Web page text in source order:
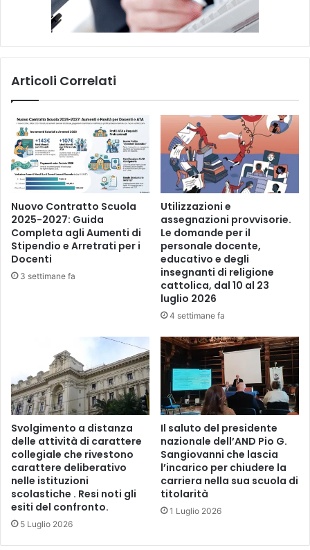
S
u
o
Articoli Correlati
Nuovo Contratto Scuola
2025-2027: Guida
Completa agli Aumenti di
Stipendio e Arretrati per i
Docenti
3 settimane fa
Utilizzazioni e
assegnazioni provvisorie.
Le domande per il
personale docente,
educativo e degli
insegnanti di religione
cattolica, dal 10 al 23
luglio 2026
4 settimane fa
Svolgimento a distanza
delle attività di carattere
collegiale che rivestono
carattere deliberativo
nelle istituzioni
scolastiche . Resi noti gli
esiti del confronto.
5 Luglio 2026
Il saluto del presidente
nazionale dell’AND Pio G.
Sangiovanni che lascia
l’incarico per chiudere la
carriera nella sua scuola di
titolarità
1 Luglio 2026